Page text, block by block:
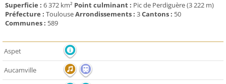
Superficie : 6 372 km² Point culminant : Pic de Perdiguère (3 222 m)
Préfecture : ToulouseArrondissements : 3Cantons : 50
Communes : 589
Aspet
Aucamville